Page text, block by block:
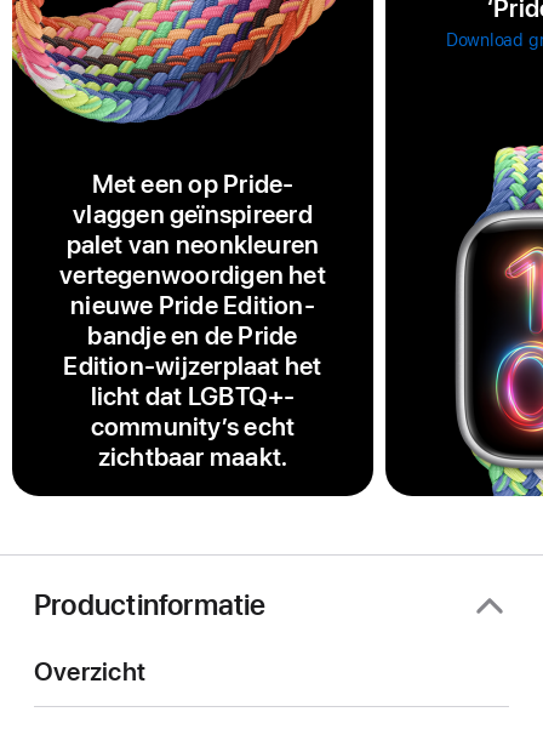
Met een op Pride-
vlaggen geïnspireerd
palet van neonkleuren
vertegenwoordigen het
nieuwe Pride Edition-
bandje en de Pride
Edition-wijzerplaat het
licht dat LGBTQ+-
community’s echt
zichtbaar maakt.
Download
Productinformatie
Overzicht